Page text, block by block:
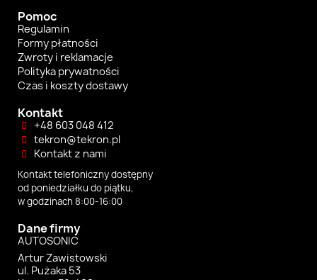
Pomoc
Regulamin
Formy płatności
Zwroty i reklamacje
Polityka prywatności
Czas i koszty dostawy
Kontakt
+48 603 048 412
tekron@tekron.pl
Kontakt z nami
Kontakt telefoniczny dostępny
od poniedziałku do piątku,
w godzinach 8:00-16:00
Dane firmy
AUTOSONIC
Artur Zawistowski
ul. Pużaka 53